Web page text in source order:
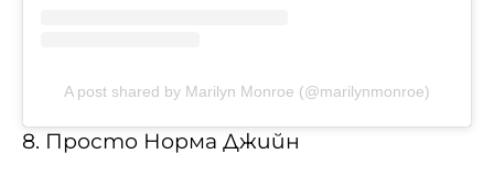
A post shared by Marilyn Monroe (@marilynmonroe)
8. Просто Норма Джийн